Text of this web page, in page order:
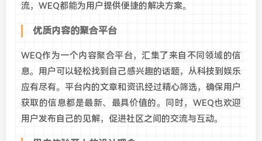
流，WEQ都能为用户提供便捷的解决方案。
优质内容的聚合平台
WEQ作为一个内容聚合平台，汇集了来自不同领域的信
息。用户可以轻松找到自己感兴趣的话题，从科技到娱乐
应有尽有。平台内的文章和资讯经过精心筛选，确保用户
获取的信息都是最新、最具价值的。同时，WEQ也欢迎
用户发布自己的见解，促进社区之间的交流与互动。